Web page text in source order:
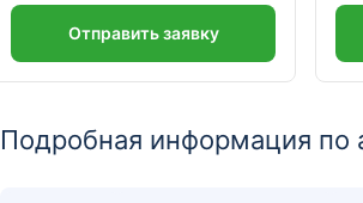
Отправить заявку
Подробная информация по